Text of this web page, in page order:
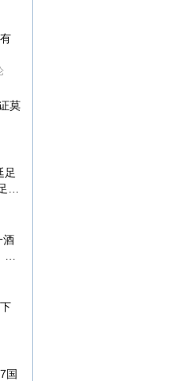
莫
足
联
行
酒
国